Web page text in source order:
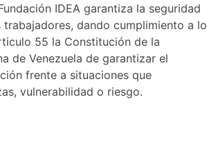
IDEA garantiza la seguridad
dando cumplimiento a lo
55 la Constitución de la
de Venezuela de garantizar el
frente a situaciones que
vulnerabilidad o riesgo.